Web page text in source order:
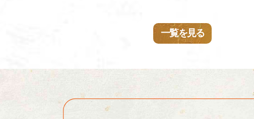
一覧を見る